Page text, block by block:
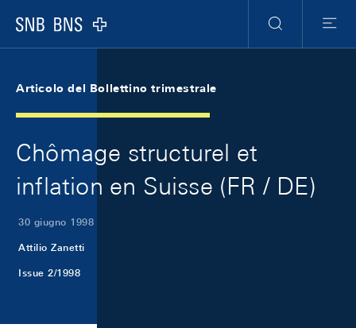
Logo
Ricerca
Menu
Articolo del Bollettino trimestrale
Chômage structurel et
inflation en Suisse (FR / DE)
30 giugno 1998
Attilio Zanetti
Issue 2/1998